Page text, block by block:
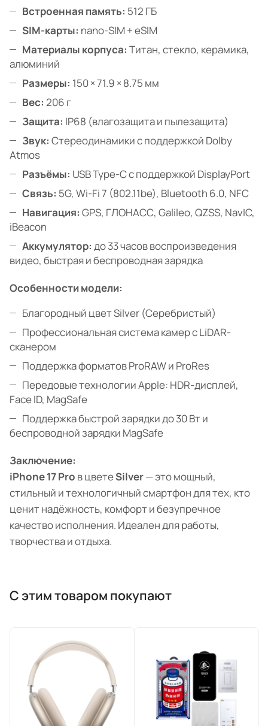
Встроенная память: 512 ГБ
SIM-карты: nano-SIM + eSIM
Материалы корпуса: Титан, стекло, керамика,
алюминий
Размеры: 150 × 71.9 × 8.75 мм
Вес: 206 г
Защита: IP68 (влагозащита и пылезащита)
Звук: Стереодинамики с поддержкой Dolby
Atmos
Разъёмы: USB Type-C с поддержкой DisplayPort
Связь: 5G, Wi-Fi 7 (802.11be), Bluetooth 6.0, NFC
Навигация: GPS, ГЛОНАСС, Galileo, QZSS, NavIC,
iBeacon
Аккумулятор: до 33 часов воспроизведения
видео, быстрая и беспроводная зарядка
Особенности модели:
Благородный цвет Silver (Серебристый)
Профессиональная система камер с LiDAR-
сканером
Поддержка форматов ProRAW и ProRes
Передовые технологии Apple: HDR-дисплей,
Face ID, MagSafe
Поддержка быстрой зарядки до 30 Вт и
беспроводной зарядки MagSafe
Заключение:
iPhone 17 Pro в цветеSilver— это мощный,
стильный и технологичный смартфон для тех, кто
ценит надёжность, комфорт и безупречное
качество исполнения. Идеален для работы,
творчества и отдыха.
С этим товаром покупают